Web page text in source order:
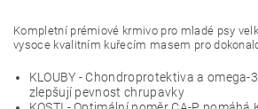
Kompletní prémiové krmivo pro mladé psy
vysoce kvalitním kuřecím masem pro
KLOUBY - Chondroprotektiva a omega-
zlepšují pevnost chrupavky